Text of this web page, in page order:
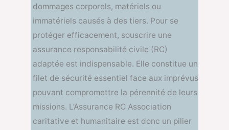
dommages corporels, matériels ou
immatériels causés à des tiers. Pour se
protéger efficacement, souscrire une
assurance responsabilité civile (RC)
adaptée est indispensable. Elle constitue un
filet de sécurité essentiel face aux imprévus
pouvant compromettre la pérennité de leurs
missions. L’Assurance RC Association
caritative et humanitaire est donc un pilier